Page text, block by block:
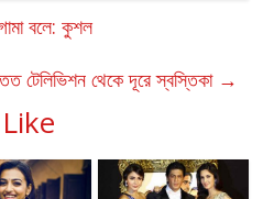
বলে: কুশল
টেলিভিশন থেকে দূরে স্বস্তিকা →